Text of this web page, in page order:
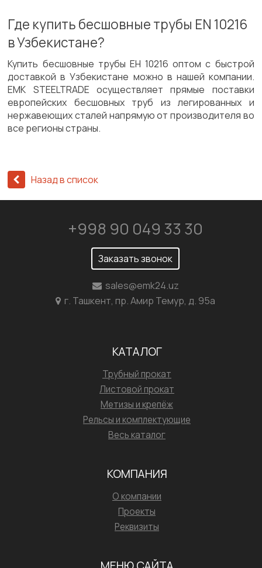
Где купить бесшовные трубы EN 10216
в Узбекистане?
Купить бесшовные трубы ЕН 10216 оптом с быстрой
доставкой в Узбекистане можно в нашей компании.
EMK STEELTRADE осуществляет прямые поставки
европейских бесшовных труб из легированных и
нержавеющих сталей напрямую от производителя во
все регионы страны.
Назад в список
+998 90 049 33 30
Заказать звонок
sales@emk24.uz
г. Ташкент, пр. Амир Темур, д. 95а
КАТАЛОГ
Трубный прокат
Листовой прокат
Метизы и крепёж
Рельсы и комплектующие
Весь каталог
КОМПАНИЯ
О компании
Проекты
Реквизиты